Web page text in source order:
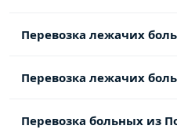
Перевозка лежачих
Перевозка лежачих
Перевозка больных из